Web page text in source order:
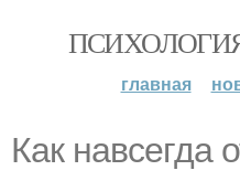
главная
Как навсегда